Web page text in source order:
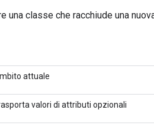
una classe che racchiude una
attuale
valori di attributi opzionali